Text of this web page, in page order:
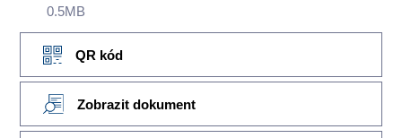
0.5MB
QR kód
Zobrazit dokument